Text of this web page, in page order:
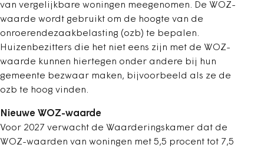
van vergelijkbare woningen meegenomen. De WOZ-
waarde wordt gebruikt om de hoogte van de
onroerendezaakbelasting (ozb) te bepalen.
Huizenbezitters die het niet eens zijn met de WOZ-
waarde kunnen hiertegen onder andere bij hun
gemeente bezwaar maken, bijvoorbeeld als ze de
ozb te hoog vinden.
Nieuwe WOZ-waarde
Voor 2027 verwacht de Waarderingskamer dat de
WOZ-waarden van woningen met 5,5 procent tot 7,5